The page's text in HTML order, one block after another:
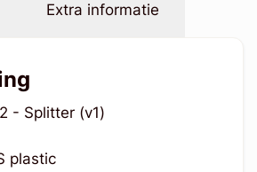
Extra informatie
- Splitter (v1)
plastic